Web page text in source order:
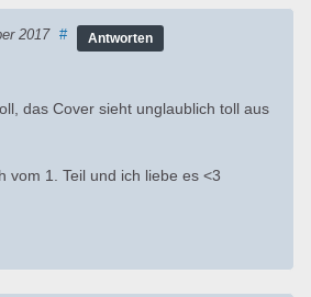
2017 # Antworten
das Cover sieht unglaublich toll aus
vom 1. Teil und ich liebe es <3